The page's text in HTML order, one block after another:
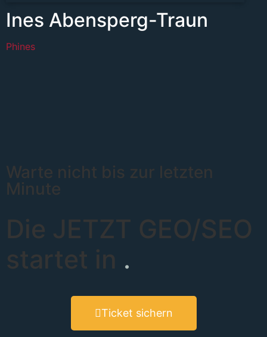
Ines Abensperg-Traun
Phines
Warte nicht bis zur letzten
Minute
Die JETZT GEO/SEO
startet in .
Ticket sichern